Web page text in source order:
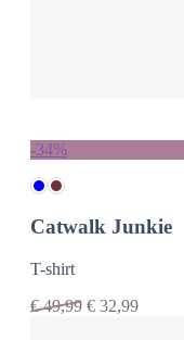
-34%
Catwalk Junkie
T-shirt
€49,99 € 32,99